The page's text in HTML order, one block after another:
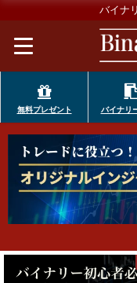
バイナ
無料プレゼント バイナリ
ハイロー